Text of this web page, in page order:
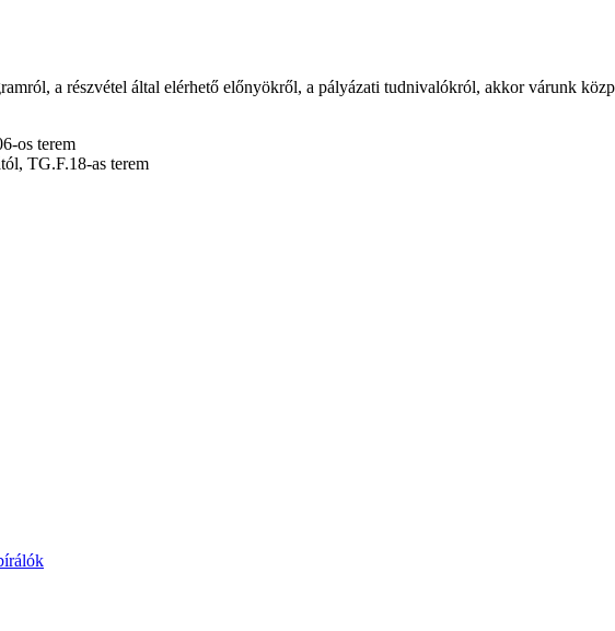
a részvétel által elérhető előnyökről, a pályázati tudnivalókról, akkor várunk
os terem
TG.F.18-as terem